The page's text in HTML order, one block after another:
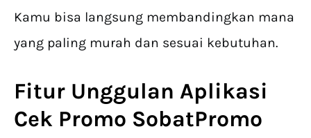
Kamu bisa langsung membandingkan mana
yang paling murah dan sesuai kebutuhan.
Fitur Unggulan Aplikasi
Cek Promo SobatPromo